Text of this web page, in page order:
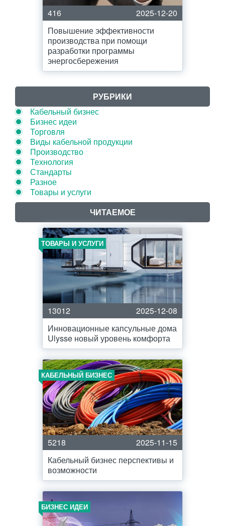
416
2025-12-20
Повышение эффективности
производства при помощи
разработки программы
энергосбережения
РУБРИКИ
Кабельный бизнес
Бизнес идеи
Торговля
Виды кабельной продукции
Производство
Технология
Стандарты
Разное
Товары и услуги
ЧИТАЕМОЕ
ТОВАРЫ И УСЛУГИ
13012
2025-12-08
Инновационные капсульные дома
Ulysse новый уровень комфорта
КАБЕЛЬНЫЙ БИЗНЕС
5218
2025-11-15
Кабельный бизнес перспективы и
возможности
БИЗНЕС ИДЕИ